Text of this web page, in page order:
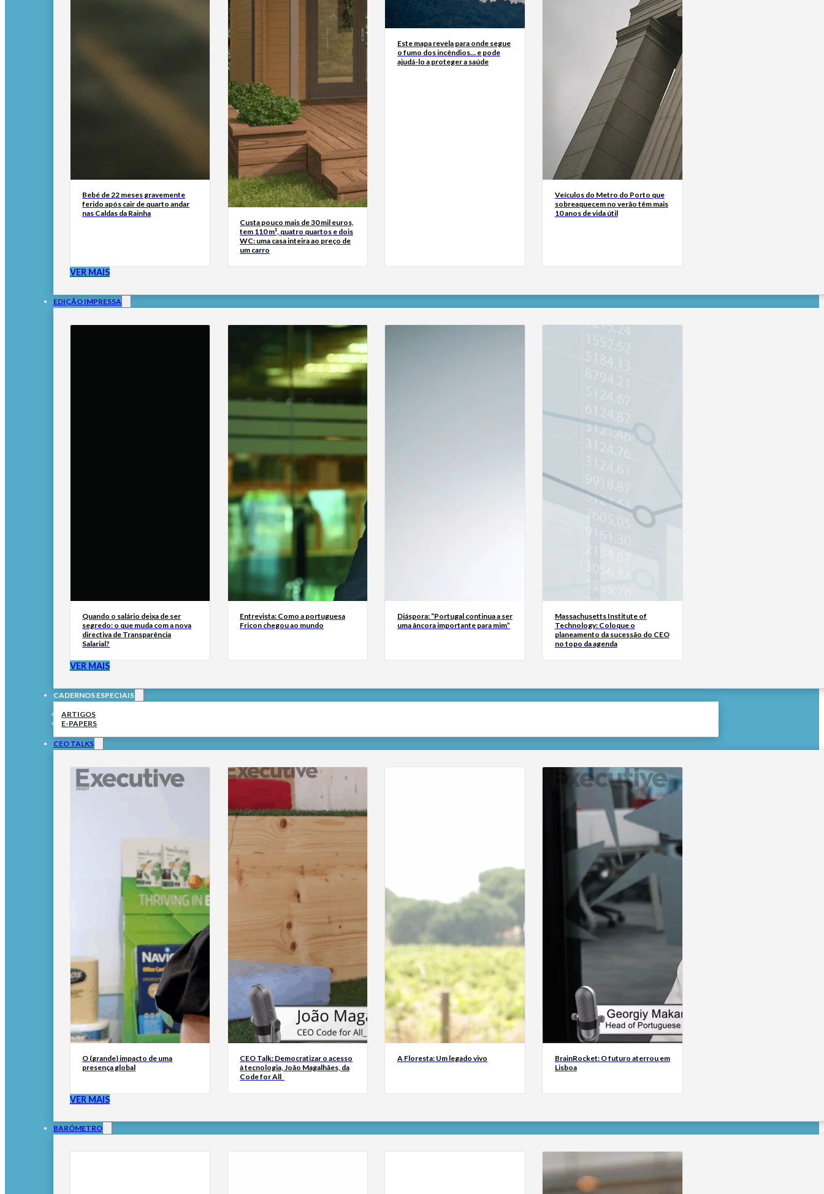
Bebé de 22 meses gravemente
ferido após cair de quarto andar
nas Caldas da Rainha
Custa pouco mais de 30 mil euros,
tem 110 m², quatro quartos e dois
WC: uma casa inteira ao preço de
um carro
Este mapa revela para onde segue
o fumo dos incêndios… e pode
ajudá-lo a proteger a saúde
Veículos do Metro do Porto que
sobreaquecem no verão têm mais
10 anos de vida útil
VER MAIS
EDIÇÃO IMPRESSA
Quando o salário deixa de ser
segredo: o que muda com a nova
directiva de Transparência
Salarial?
Entrevista: Como a portuguesa
Fricon chegou ao mundo
Diáspora: “Portugal continua a ser
uma âncora importante para mim”
Massachusetts Institute of
Technology: Coloque o
planeamento da sucessão do CEO
no topo da agenda
VER MAIS
CADERNOS ESPECIAIS
ARTIGOS
E-PAPERS
CEO TALKS
O (grande) impacto de uma
presença global
CEO Talk: Democratizar o acesso
à tecnologia, João Magalhães, da
Code for All_
A Floresta: Um legado vivo
BrainRocket: O futuro aterrou em
Lisboa
VER MAIS
BARÓMETRO